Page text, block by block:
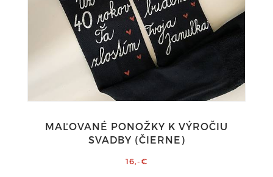
MAĽOVANÉ PONOŽKY K VÝROČIU
SVADBY (ČIERNE)
16,-€